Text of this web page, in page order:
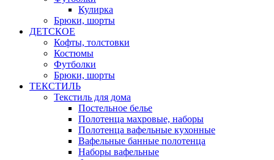
Кулирка
Брюки, шорты
ДЕТСКОЕ
Кофты, толстовки
Костюмы
Футболки
Брюки, шорты
ТЕКСТИЛЬ
Текстиль для дома
Постельное белье
Полотенца махровые, наборы
Полотенца вафельные кухонные
Вафельные банные полотенца
Наборы вафельные